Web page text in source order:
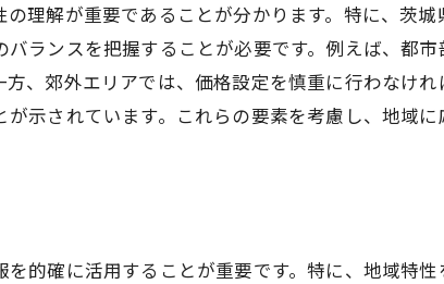
立案に必要な基本ステップ
却スケジュールの作成と管理
クを考慮した計画の立て方
を成功に導くための茨城県特有の戦略
理解が重要であることが分かります。特に、茨
ランスを把握することが必要です。例えば、都
、郊外エリアでは、価格設定を慎重に行わなけ
示されています。これらの要素を考慮し、地域
的確に活用することが重要です。特に、地域特